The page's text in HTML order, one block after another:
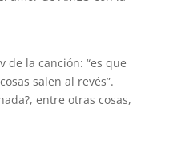
de la canción: “es que
salen al revés”.
entre otras cosas,